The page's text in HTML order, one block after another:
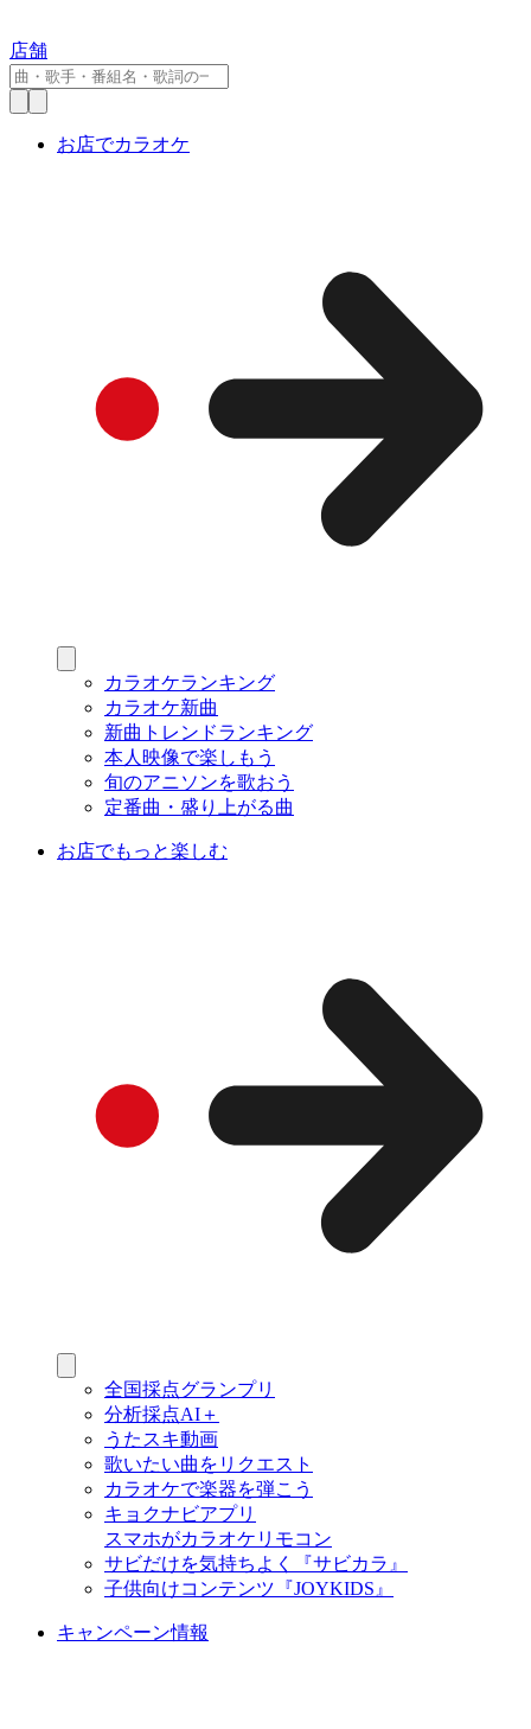
店舗
お店でカラオケ
カラオケランキング
カラオケ新曲
新曲トレンドランキング
本人映像で楽しもう
旬のアニソンを歌おう
定番曲・盛り上がる曲
お店でもっと楽しむ
全国採点グランプリ
分析採点AI＋
うたスキ動画
歌いたい曲をリクエスト
カラオケで楽器を弾こう
キョクナビアプリ
スマホがカラオケリモコン
サビだけを気持ちよく『サビカラ』
子供向けコンテンツ『JOYKIDS』
キャンペーン情報